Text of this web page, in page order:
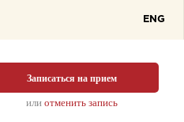
ENG
Записаться на прием
или отменить запись